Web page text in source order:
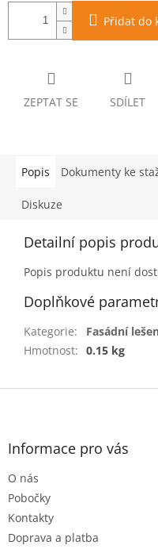
Přidat do
ZEPTAT SE SDÍLET
Popis Dokumenty ke
Diskuze
Detailní popis
Popis produktu není
Doplňkové
Kategorie:
Fasádní
Hmotnost: 0.15 kg
Z
Informace pro vás
O nás
Pobočky
Kontakty
Doprava a platba